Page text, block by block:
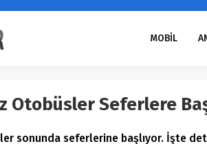
MOBİL
Otobüsler Seferlere
sonunda seferlerine başlıyor. İşte